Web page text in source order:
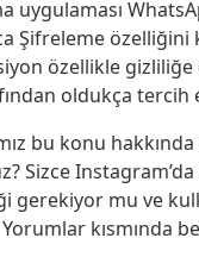
uygulaması
Şifreleme özelliğini
özellikle gizliliğe
oldukça tercih
bu konu
Sizce
gerekiyor mu ve
kısmında